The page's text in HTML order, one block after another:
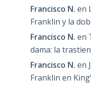
Francisco N. en
Franklin y la
Francisco N. en
dama: la
Francisco N. en
Franklin en